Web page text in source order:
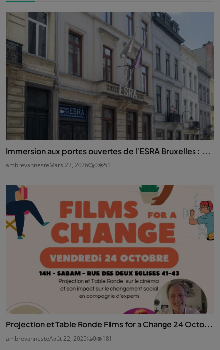
Immersion aux portes ouvertes de l’ESRA Bruxelles : ...
ambrevannesteMars 22, 2026 0 51
Projection et Table Ronde Films for a Change 24 Octo...
ambrevannesteAoût 22, 2025 0 181